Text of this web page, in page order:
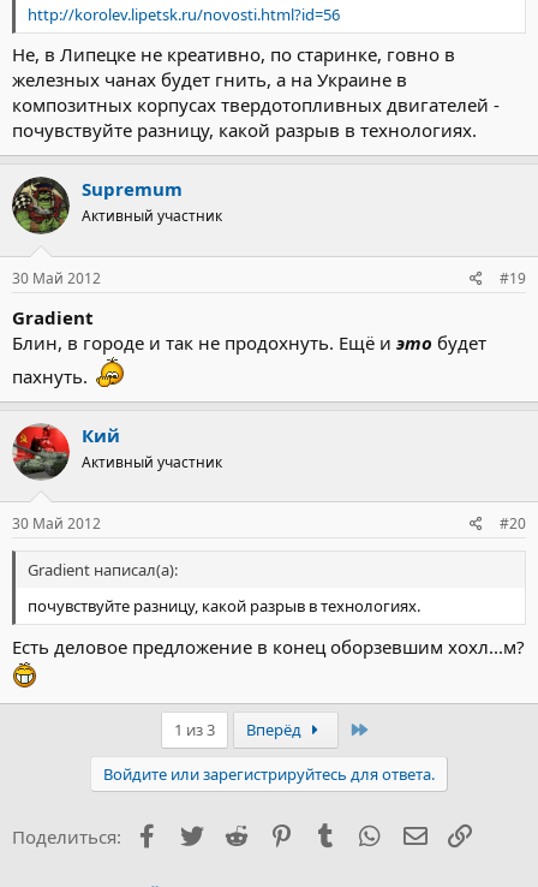
http://korolev.lipetsk.ru/novosti.html?id=56
Не, в Липецке не креативно, по старинке, говно в
железных чанах будет гнить, а на Украине в
композитных корпусах твердотопливных двигателей -
почувствуйте разницу, какой разрыв в технологиях.
Supremum
Активный участник
30 Май 2012 #19
Gradient
Блин, в городе и так не продохнуть. Ещё и это будет
пахнуть.
Кий
Активный участник
30 Май 2012 #20
Gradient написал(а):
почувствуйте разницу, какой разрыв в технологиях.
Есть деловое предложение в конец оборзевшим хохл...м?
1 из 3 Вперёд
Войдите или зарегистрируйтесь для ответа.
Поделиться: Facebook
Twitter Reddit PinterestTumblr WhatsApp